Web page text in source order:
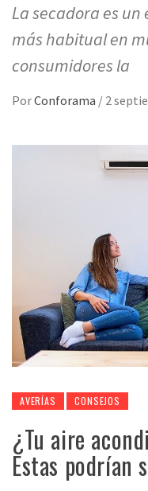
La secadora es
más habitual en
consumidores la
PorConforama / 2
AVERÍAS CONSEJOS
¿Tu aire
Estas podrían